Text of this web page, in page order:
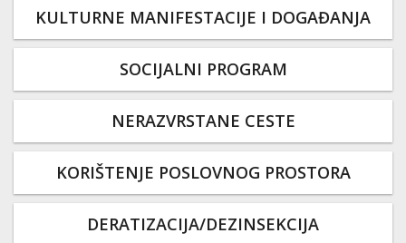
KULTURNE MANIFESTACIJE I DOGAĐANJA
SOCIJALNI PROGRAM
NERAZVRSTANE CESTE
KORIŠTENJE POSLOVNOG PROSTORA
DERATIZACIJA/DEZINSEKCIJA